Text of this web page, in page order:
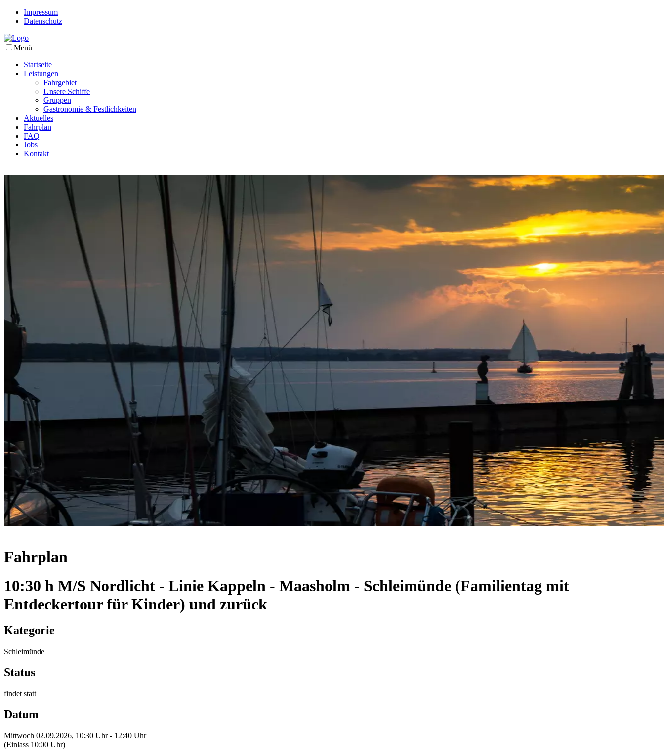
Impressum
Datenschutz
Menü
Startseite
Leistungen
Fahrgebiet
Unsere Schiffe
Gruppen
Gastronomie & Festlichkeiten
Aktuelles
Fahrplan
FAQ
Jobs
Kontakt
Fahrplan
10:30 h M/S Nordlicht - Linie Kappeln - Maasholm - Schleimünde (Familientag mit
Entdeckertour für Kinder) und zurück
Kategorie
Schleimünde
Status
findet statt
Datum
Mittwoch 02.09.2026, 10:30 Uhr - 12:40 Uhr
(Einlass 10:00 Uhr)